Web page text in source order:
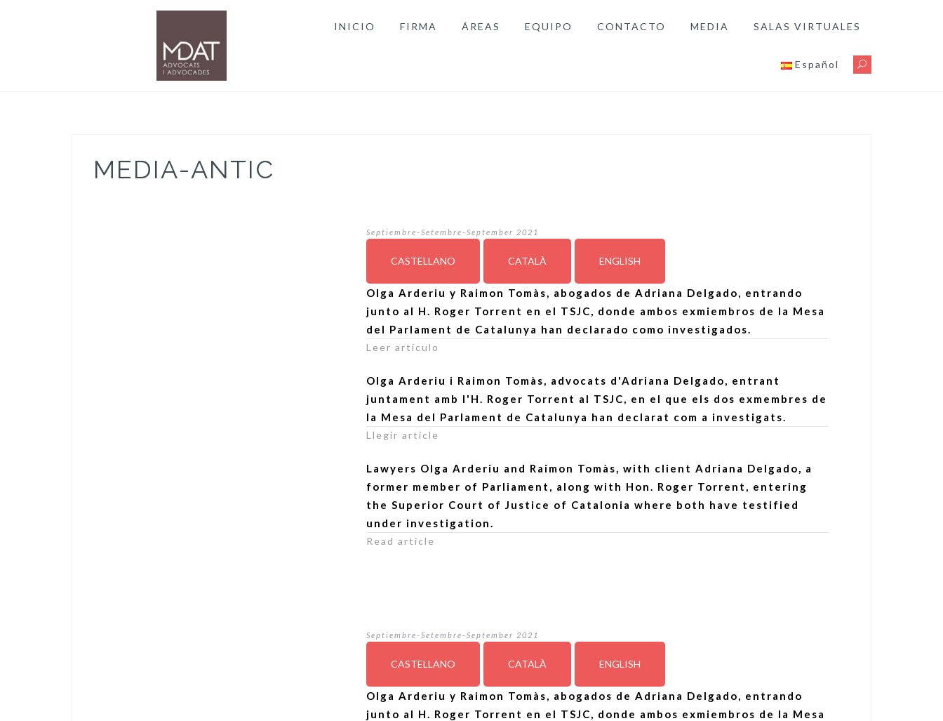
INICIO FIRMA ÁREAS EQUIPO CONTACTO MEDIA SALAS VIRTUALES
Español
MEDIA-ANTIC
Septiembre-Setembre-September 2021
CASTELLANO CATALÀ ENGLISH
Olga Arderiu y Raimon Tomàs, abogados de Adriana Delgado, entrando
junto al H. Roger Torrent en el TSJC, donde ambos exmiembros de la Mesa
del Parlament de Catalunya han declarado como investigados.
Leer artículo
Olga Arderiu i Raimon Tomàs, advocats d'Adriana Delgado, entrant
juntament amb l'H. Roger Torrent al TSJC, en el que els dos exmembres de
la Mesa del Parlament de Catalunya han declarat com a investigats.
Llegir article
Lawyers Olga Arderiu and Raimon Tomàs, with client Adriana Delgado, a
former member of Parliament, along with Hon. Roger Torrent, entering
the Superior Court of Justice of Catalonia where both have testified
under investigation.
Read article
Septiembre-Setembre-September 2021
CASTELLANO CATALÀ ENGLISH
Olga Arderiu y Raimon Tomàs, abogados de Adriana Delgado, entrando
junto al H. Roger Torrent en el TSJC, donde ambos exmiembros de la Mesa